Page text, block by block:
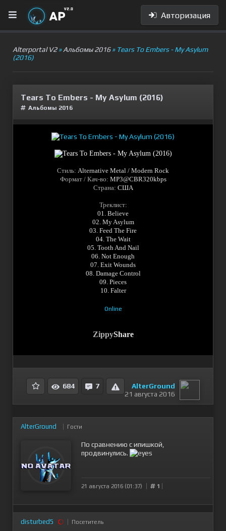
Авторизация
Alterportal V2»Альбомы 2016» Tears To Embers - My Asylum
(2016)
Tears To Embers - My Asylum (2016)
Альбомы 2016
Стиль: Alternative Metal / Modern Rock
Формат / Кач-во: MP3@CBR320kbps
Страна: США
Треклист:
01. Believe
02. My Asylum
03. Feed The Fire
04. The Wait
05. Tooth And Nail
06. Not Enough
07. Exit Wounds
08. Damage Control
09. Pieces
10. Falter
Online
ZippyShare
684 7
AlterGround
21 августа 2016
AlterGround Гости
По сравнению с ипишкой,
продвинулись.
21 августа 2016 (01:37) 1
disturbed5 Посетитель